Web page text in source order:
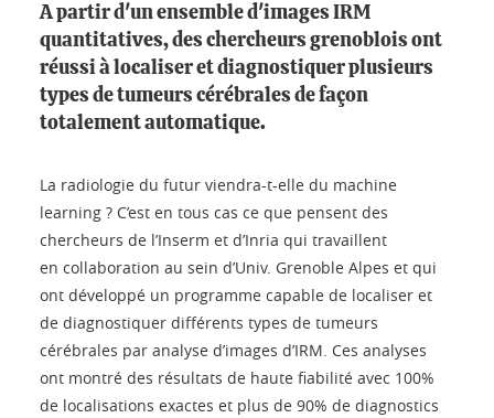
A partir d'un ensemble d'images IRM
quantitatives, des chercheurs grenoblois ont
réussi à localiser et diagnostiquer plusieurs
types de tumeurs cérébrales de façon
totalement automatique.
La radiologie du futur viendra-t-elle du machine
learning ? C’est en tous cas ce que pensent des
chercheurs de l’Inserm et d’Inria qui travaillent
en collaboration au sein d’Univ. Grenoble Alpes et qui
ont développé un programme capable de localiser et
de diagnostiquer différents types de tumeurs
cérébrales par analyse d’images d’IRM. Ces analyses
ont montré des résultats de haute fiabilité avec 100%
de localisations exactes et plus de 90% de diagnostics